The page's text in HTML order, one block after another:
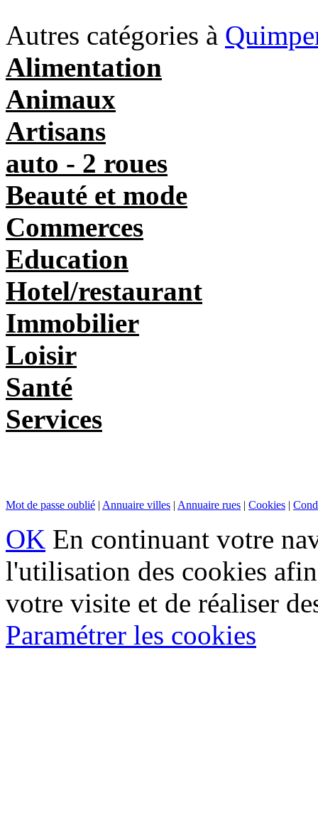
Autres catégories à
Alimentation
Animaux
Artisans
auto - 2 roues
Beauté et mode
Commerces
Education
Hotel/restaurant
Immobilier
Loisir
Santé
Services
Mot de passe oublié | Annuaire villes | Annuaire rues | Cookies |
OK En continuant votre
l'utilisation des cookies
votre visite et de réaliser
Paramétrer les cookies